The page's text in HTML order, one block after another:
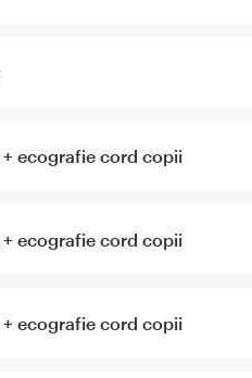
ecografie cord copii
ecografie cord copii
ecografie cord copii